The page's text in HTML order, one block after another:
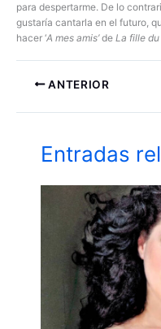
para despertarme. De lo
gustaría cantarla en el futuro,
hacer ‘A mes amis’de La fille
ANTERIOR
Entradas